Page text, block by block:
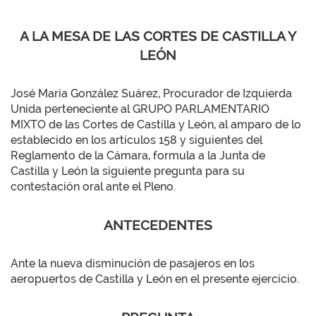
A LA MESA DE LAS CORTES DE CASTILLA Y
LEÓN
José María González Suárez, Procurador de Izquierda
Unida perteneciente al GRUPO PARLAMENTARIO
MIXTO de las Cortes de Castilla y León, al amparo de lo
establecido en los artículos 158 y siguientes del
Reglamento de la Cámara, formula a la Junta de
Castilla y León la siguiente pregunta para su
contestación oral ante el Pleno.
ANTECEDENTES
Ante la nueva disminución de pasajeros en los
aeropuertos de Castilla y León en el presente ejercicio.